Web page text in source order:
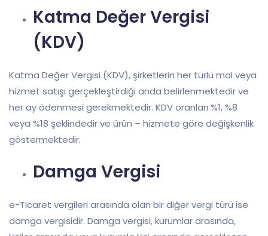
Katma Değer Vergisi
(KDV)
Katma Değer Vergisi (KDV), şirketlerin her türlü mal veya
hizmet satışı gerçekleştirdiği anda belirlenmektedir ve
her ay ödenmesi gerekmektedir. KDV oranları %1, %8
veya %18 şeklindedir ve ürün – hizmete göre değişkenlik
göstermektedir.
Damga Vergisi
e-Ticaret vergileri arasında olan bir diğer vergi türü ise
damga vergisidir. Damga vergisi, kurumlar arasında,